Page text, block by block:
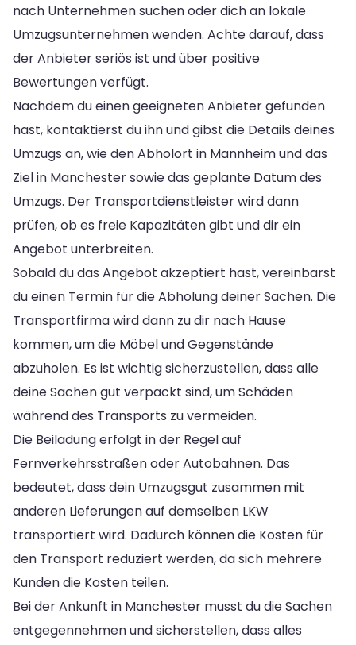
nach Unternehmen suchen oder dich an lokale
Umzugsunternehmen wenden. Achte darauf, dass
der Anbieter seriös ist und über positive
Bewertungen verfügt.
Nachdem du einen geeigneten Anbieter gefunden
hast, kontaktierst du ihn und gibst die Details deines
Umzugs an, wie den Abholort in Mannheim und das
Ziel in Manchester sowie das geplante Datum des
Umzugs. Der Transportdienstleister wird dann
prüfen, ob es freie Kapazitäten gibt und dir ein
Angebot unterbreiten.
Sobald du das Angebot akzeptiert hast, vereinbarst
du einen Termin für die Abholung deiner Sachen. Die
Transportfirma wird dann zu dir nach Hause
kommen, um die Möbel und Gegenstände
abzuholen. Es ist wichtig sicherzustellen, dass alle
deine Sachen gut verpackt sind, um Schäden
während des Transports zu vermeiden.
Die Beiladung erfolgt in der Regel auf
Fernverkehrsstraßen oder Autobahnen. Das
bedeutet, dass dein Umzugsgut zusammen mit
anderen Lieferungen auf demselben LKW
transportiert wird. Dadurch können die Kosten für
den Transport reduziert werden, da sich mehrere
Kunden die Kosten teilen.
Bei der Ankunft in Manchester musst du die Sachen
entgegennehmen und sicherstellen, dass alles